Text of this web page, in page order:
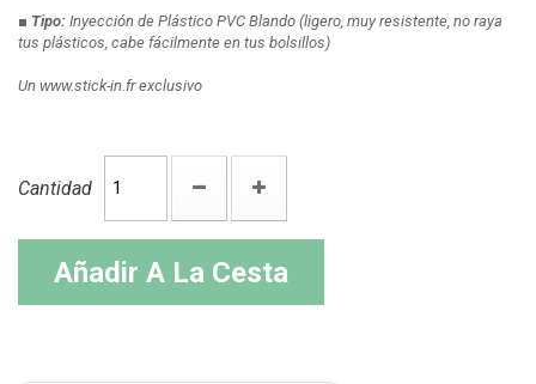
■ Tipo: Inyección de Plástico PVC Blando (ligero, muy resistente, no raya
tus plásticos, cabe fácilmente en tus bolsillos)
Un www.stick-in.fr exclusivo
Cantidad
Añadir A La Cesta